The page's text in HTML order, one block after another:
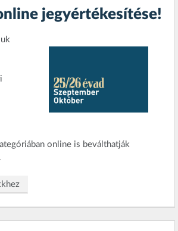
jegyértékesítése!
online is beválthatják